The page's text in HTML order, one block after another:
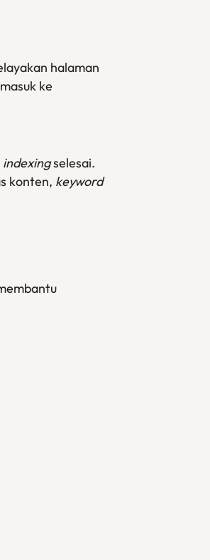
halaman
ke
indexingselesai.
konten, keyword